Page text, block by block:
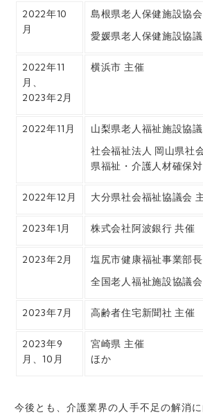
2022年10
月
島根県老人保健施設協
愛媛県老人保健施設協
2022年11
月、
2023年2月
横浜市 主催
2022年11月
山梨県老人福祉施設協
社会福祉法人 岡山県社
県福祉・介護人材確保
2022年12月 大分県社会福祉協議会
2023年1月 株式会社阿波銀行 共催
2023年2月
塩尻市健康福祉事業部
全国老人福祉施設協議
2023年7月 高齢者住宅新聞社 主催
2023年9
月、10月
宮崎県
ほか
今後とも、介護業界の人手不足の解消